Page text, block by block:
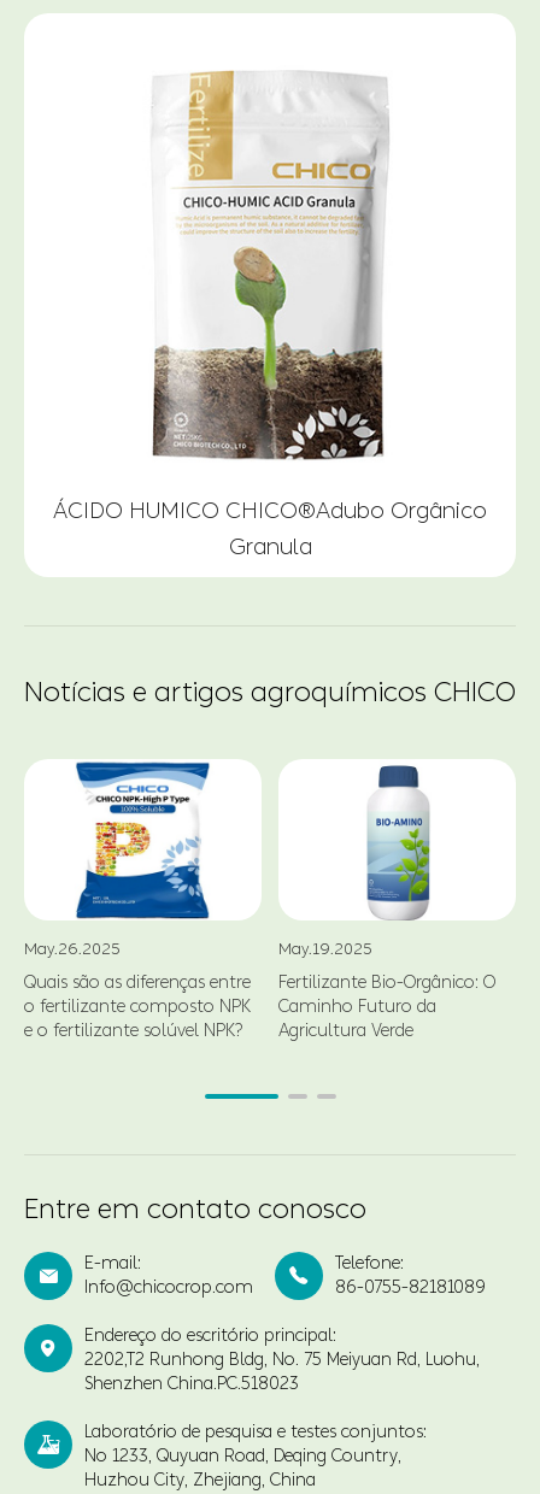
ÁCIDO HUMICO CHICO®Adubo Orgânico
Granula
Notícias e artigos agroquímicos CHICO
May.26.2025
Quais são as diferenças entre
o fertilizante composto NPK
e o fertilizante solúvel NPK?
May.19.2025
Fertilizante Bio-Orgânico: O
Caminho Futuro da
Agricultura Verde
Entre em contato conosco

E-mail:
Info@chicocrop.com

Telefone:
86-0755-82181089

Endereço do escritório principal:
2202,T2 Runhong Bldg, No. 75 Meiyuan Rd, Luohu,
Shenzhen China.PC.518023

Laboratório de pesquisa e testes conjuntos:
No 1233, Quyuan Road, Deqing Country,
Huzhou City, Zhejiang, China